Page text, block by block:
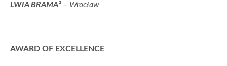
LWIA BRAMA²– Wrocław
AWARD OF EXCELLENCE